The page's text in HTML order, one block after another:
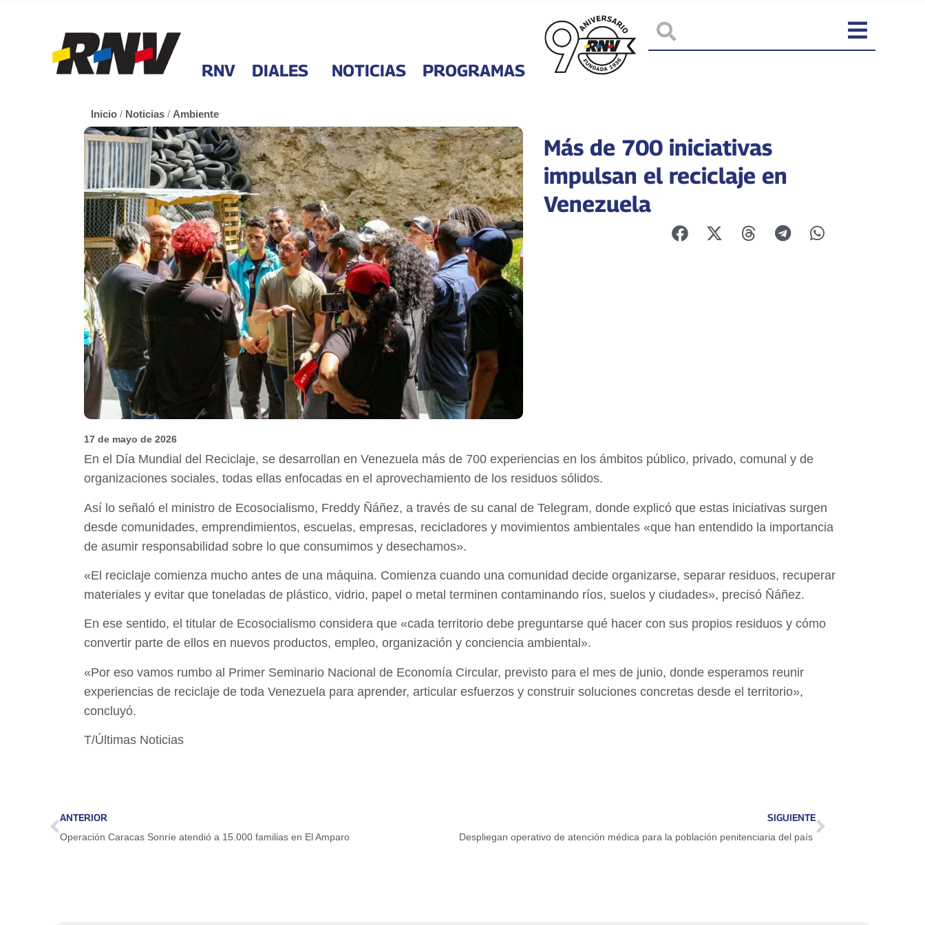
RNV DIALES NOTICIAS PROGRAMAS
Inicio / Noticias / Ambiente
Más de 700 iniciativas
impulsan el reciclaje en
Venezuela
17 de mayo de 2026
En el Día Mundial del Reciclaje, se desarrollan en Venezuela más de 700 experiencias en los ámbitos público, privado, comunal y de
organizaciones sociales, todas ellas enfocadas en el aprovechamiento de los residuos sólidos.
Así lo señaló el ministro de Ecosocialismo, Freddy Ñáñez, a través de su canal de Telegram, donde explicó que estas iniciativas surgen
desde comunidades, emprendimientos, escuelas, empresas, recicladores y movimientos ambientales «que han entendido la importancia
de asumir responsabilidad sobre lo que consumimos y desechamos».
«El reciclaje comienza mucho antes de una máquina. Comienza cuando una comunidad decide organizarse, separar residuos, recuperar
materiales y evitar que toneladas de plástico, vidrio, papel o metal terminen contaminando ríos, suelos y ciudades», precisó Ñáñez.
En ese sentido, el titular de Ecosocialismo considera que «cada territorio debe preguntarse qué hacer con sus propios residuos y cómo
convertir parte de ellos en nuevos productos, empleo, organización y conciencia ambiental».
«Por eso vamos rumbo al Primer Seminario Nacional de Economía Circular, previsto para el mes de junio, donde esperamos reunir
experiencias de reciclaje de toda Venezuela para aprender, articular esfuerzos y construir soluciones concretas desde el territorio»,
concluyó.
T/Últimas Noticias
ANTERIOR
Operación Caracas Sonríe atendió a 15.000 familias en El Amparo
SIGUIENTE
Despliegan operativo de atención médica para la población penitenciaria del país